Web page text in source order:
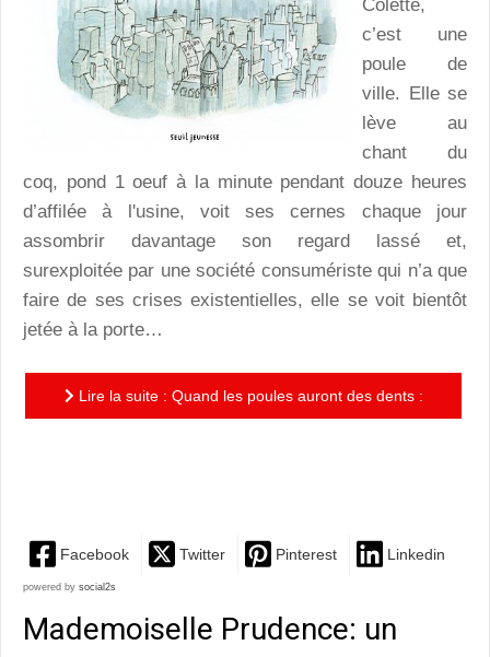
Colette,
c’est une
poule de
ville. Elle se
lève au
chant du
coq, pond 1 oeuf à la minute pendant douze heures
d’affilée à l'usine, voit ses cernes chaque jour
assombrir davantage son regard lassé et,
surexploitée par une société consumériste qui n’a que
faire de ses crises existentielles, elle se voit bientôt
jetée à la porte…
Lire la suite : Quand les poules auront des dents :
Facebook Twitter Pinterest Linkedin
powered by social2s
Mademoiselle Prudence: un